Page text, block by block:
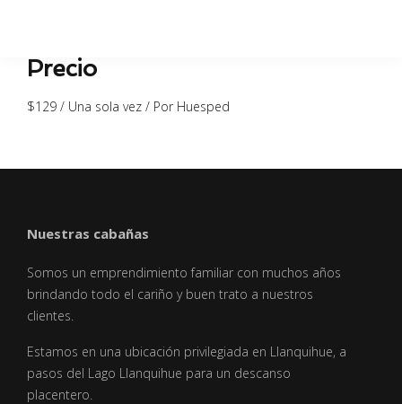
Precio
$129 / Una sola vez / Por Huesped
Nuestras cabañas
Somos un emprendimiento familiar con muchos años
brindando todo el cariño y buen trato a nuestros
clientes.
Estamos en una ubicación privilegiada en Llanquihue, a
pasos del Lago Llanquihue para un descanso
placentero.